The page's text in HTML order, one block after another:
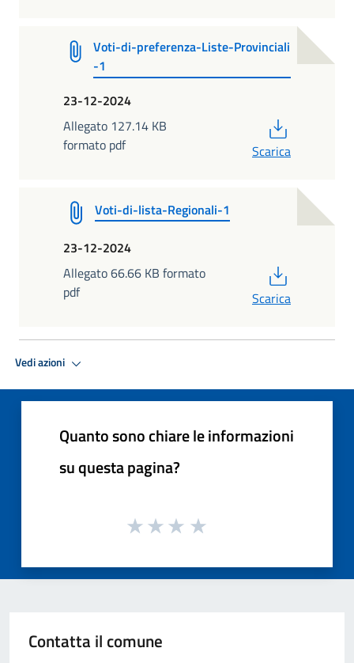
Voti-di-preferenza-Liste-Provinciali
-1
23-12-2024
Allegato 127.14 KB
formato pdf
Scarica
Voti-di-lista-Regionali-1
23-12-2024
Allegato 66.66 KB formato
pdf
Scarica
Vedi azioni
Quanto sono chiare le informazioni
su questa pagina?
Contatta il comune